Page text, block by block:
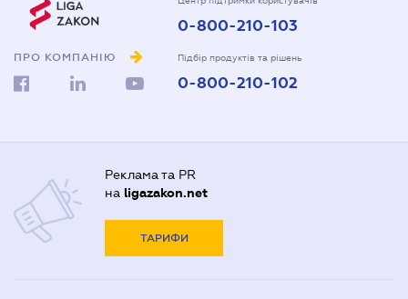
ПРО КОМПАНІЮ
0-800-210-103
Підбір продуктів та рішень
0-800-210-102
Реклама та PR
на ligazakon.net
ТАРИФИ